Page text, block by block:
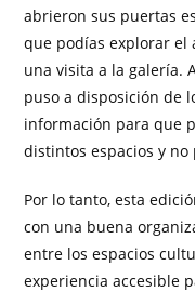
abrieron sus puertas
que podías explorar
una visita a la galería.
puso a disposición de
información para que
distintos espacios y
Por lo tanto, esta
con una buena
entre los espacios
experiencia accesible